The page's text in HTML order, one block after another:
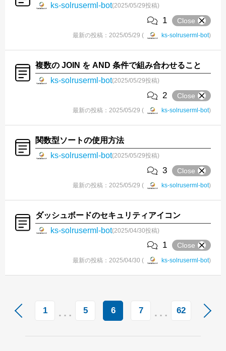
ks-solruserml-bot(2025/05/29投稿)
1 Close
最新の投稿：2025/05/29 ( ks-solruserml-bot)
複数の JOIN を AND 条件で組み合わせること
ks-solruserml-bot(2025/05/29投稿)
2 Close
最新の投稿：2025/05/29 ( ks-solruserml-bot)
関数型ソートの使用方法
ks-solruserml-bot(2025/05/29投稿)
3 Close
最新の投稿：2025/05/29 ( ks-solruserml-bot)
ダッシュボードのセキュリティアイコン
ks-solruserml-bot(2025/04/30投稿)
1 Close
最新の投稿：2025/04/30 ( ks-solruserml-bot)
1 … 5 6 7 … 62